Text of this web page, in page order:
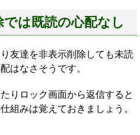
は既読の心配なし
友達を非表示削除しても未読
はなさそうです。
りロック画面から返信すると
組みは覚えておきましょう。